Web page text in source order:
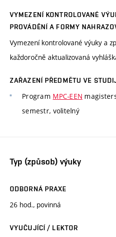
VYMEZENÍ KONTROLOVANÉ
PROVÁDĚNÍ A FORMY
Vymezení kontrolované výuky a
každoročně aktualizovaná
ZAŘAZENÍ PŘEDMĚTU VE
Program MPC-EEN
semestr, volitelný
Typ (způsob) výuky
ODBORNÁ PRAXE
26 hod., povinná
VYUČUJÍCÍ / LEKTOR